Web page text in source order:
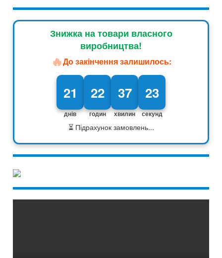
Знижка на товари власного
виробництва!
🔥До закінчення залишилось:
21
днів
22
годин
37
хвилин
22
секунд
⏳ Підрахунок замовлень...